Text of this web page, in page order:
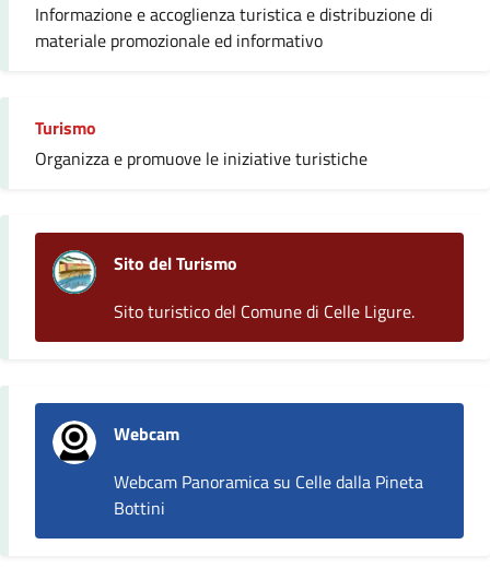
Informazione e accoglienza turistica e distribuzione di
materiale promozionale ed informativo
Turismo
Organizza e promuove le iniziative turistiche
Sito del Turismo
Sito turistico del Comune di Celle Ligure.
Webcam
Webcam Panoramica su Celle dalla Pineta
Bottini